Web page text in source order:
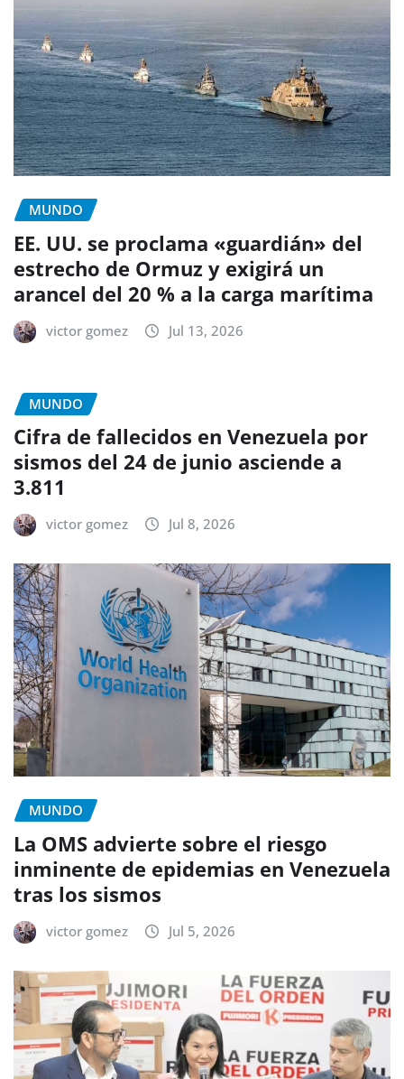
MUNDO
EE. UU. se proclama «guardián» del
estrecho de Ormuz y exigirá un
arancel del 20 % a la carga marítima
victor gomez Jul 13, 2026
MUNDO
Cifra de fallecidos en Venezuela por
sismos del 24 de junio asciende a
3.811
victor gomez Jul 8, 2026
MUNDO
La OMS advierte sobre el riesgo
inminente de epidemias en Venezuela
tras los sismos
victor gomez Jul 5, 2026